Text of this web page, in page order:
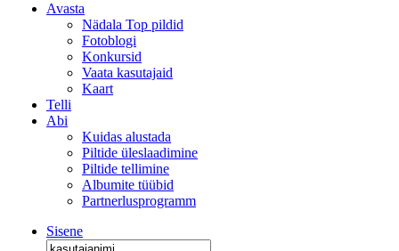
Avasta
Nädala Top pildid
Fotoblogi
Konkursid
Vaata kasutajaid
Kaart
Telli
Abi
Kuidas alustada
Piltide üleslaadimine
Piltide tellimine
Albumite tüübid
Partnerlusprogramm
Sisene